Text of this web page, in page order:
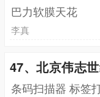
巴力软膜天花
李真
47、北京伟志
条码扫描器 标签